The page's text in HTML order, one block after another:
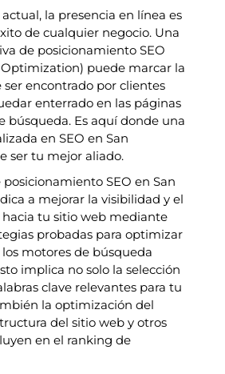
la presencia en línea es
de cualquier negocio. Una
de posicionamiento SEO
puede marcar la
encontrado por clientes
enterrado en las páginas
búsqueda. Es aquí donde una
en SEO en San
ser tu mejor aliado.
SEO en San
a mejorar la visibilidad y el
tu sitio web mediante
probadas para optimizar
motores de búsqueda
implica no solo la selección
clave relevantes para tu
la optimización del
del sitio web y otros
en el ranking de